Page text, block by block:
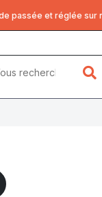
passée et réglée sur